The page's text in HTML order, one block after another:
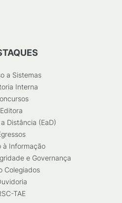
a Sistemas
Interna
Editora
Distância (EaD)
à Informação
e Governança
Colegiados
TAE